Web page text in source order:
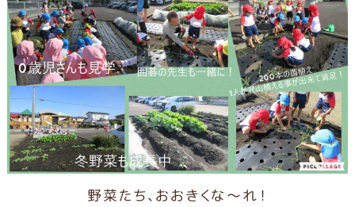
野菜たち、おおきくな～れ！